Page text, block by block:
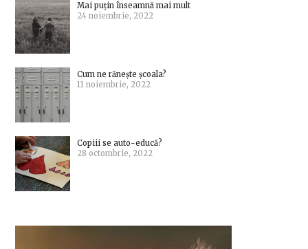
Mai puțin înseamnă mai mult
24 noiembrie, 2022
Cum ne rănește școala?
11 noiembrie, 2022
Copiii se auto-educă?
28 octombrie, 2022